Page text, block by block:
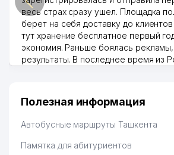
весь страх сразу ушел. Площадка
берет на себя доставку до
тут хранение бесплатное первый
экономия. Раньше боялась
результаты. В последнее время из
Hamida 03.08.2026 12:45:39
Полезная информация
Автобусные маршруты Ташкента
Памятка для абитуриентов